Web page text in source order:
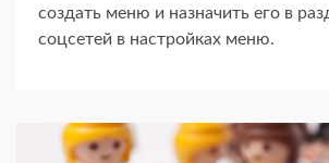
создать меню и назначить его в
соцсетей в настройках меню.